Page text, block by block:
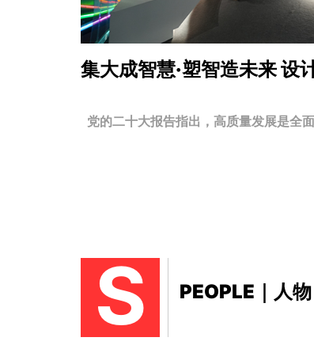
集大成智慧·塑智造未来设
党的二十大报告指出，高质量发展是全
S PEOPLE｜人物